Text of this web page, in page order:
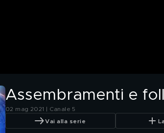
Assembramenti e
02 mag 2021 | Canale 5
Vai alla serie